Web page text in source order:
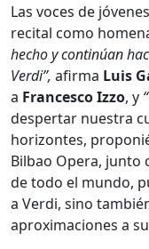
Las voces de
recital como
hecho y continúan
Verdi”, afirma Luis
a Francesco Izzo, y “
despertar nuestra
horizontes,
Bilbao Opera, junto
de todo el mundo,
a Verdi, sino
aproximaciones a